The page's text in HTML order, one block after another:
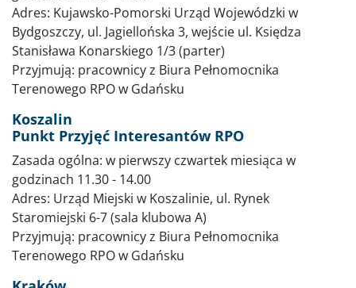
Adres: Kujawsko-Pomorski Urząd Wojewódzki w
Bydgoszczy, ul. Jagiellońska 3, wejście ul. Księdza
Stanisława Konarskiego 1/3 (parter)
Przyjmują: pracownicy z Biura Pełnomocnika
Terenowego RPO w Gdańsku
Koszalin
Punkt Przyjęć Interesantów RPO
Zasada ogólna: w pierwszy czwartek miesiąca w
godzinach 11.30 - 14.00
Adres: Urząd Miejski w Koszalinie, ul. Rynek
Staromiejski 6-7 (sala klubowa A)
Przyjmują: pracownicy z Biura Pełnomocnika
Terenowego RPO w Gdańsku